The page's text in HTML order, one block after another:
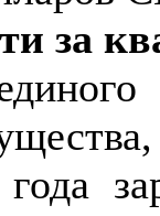
за